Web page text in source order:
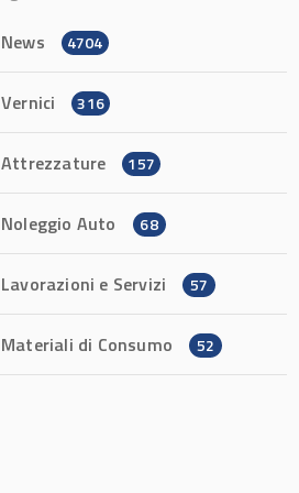
News 4704
Vernici 316
Attrezzature 157
Noleggio Auto 68
Lavorazioni e Servizi 57
Materiali di Consumo 52